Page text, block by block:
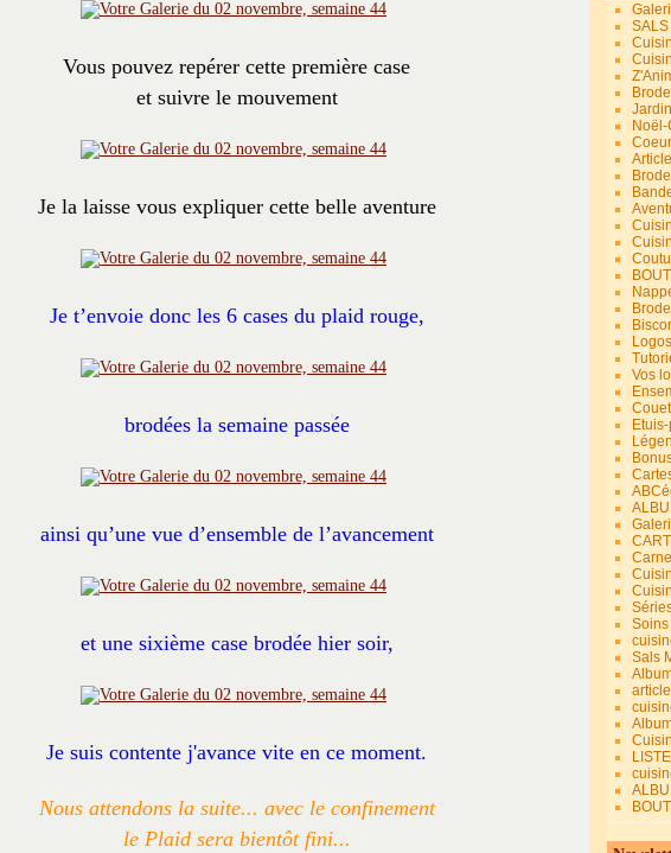
Vous pouvez repérer cette première case
et suivre le mouvement
Je la laisse vous expliquer cette belle aventure
Je t’envoie donc les 6 cases du plaid rouge,
brodées la semaine passée
ainsi qu’une vue d’ensemble de l’avancement
et une sixième case brodée hier soir,
Je suis contente j'avance vite en ce moment.
Nous attendons la suite... avec le confinement
le Plaid sera bientôt fini...
Vos
Sals
article